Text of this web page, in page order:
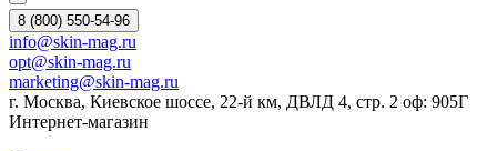
8 (800) 550-54-96
info@skin-mag.ru
opt@skin-mag.ru
marketing@skin-mag.ru
г. Москва, Киевское шоссе, 22-й км, ДВЛД 4, стр. 2 оф: 905Г
Интернет-магазин